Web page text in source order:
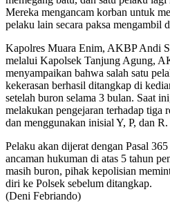
Mereka mengancam korban untuk
pelaku lain secara paksa mengambil
Kapolres Muara Enim, AKBP Andi
melalui Kapolsek Tanjung Agung,
menyampaikan bahwa salah satu
kekerasan berhasil ditangkap di
setelah buron selama 3 bulan. Saat
melakukan pengejaran terhadap tiga
dan menggunakan inisial Y, P, dan R.
Pelaku akan dijerat dengan Pasal
ancaman hukuman di atas 5 tahun
masih buron, pihak kepolisian
diri ke Polsek sebelum ditangkap.
(Deni Febriando)